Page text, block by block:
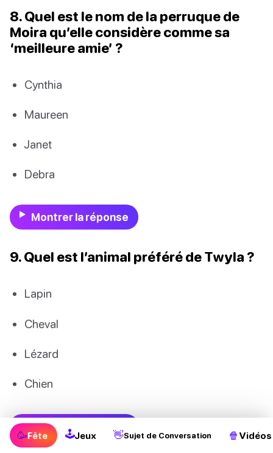
8. Quel est le nom de la perruque de
Moira qu’elle considère comme sa
‘meilleure amie’ ?
Cynthia
Maureen
Janet
Debra
Montrer la réponse
9. Quel est l’animal préféré de Twyla ?
Lapin
Cheval
Lézard
Chien
Montrer la réponse
🥳Fête 🕹Jeux 👋Sujet de Conversation 🍿 Vidéos